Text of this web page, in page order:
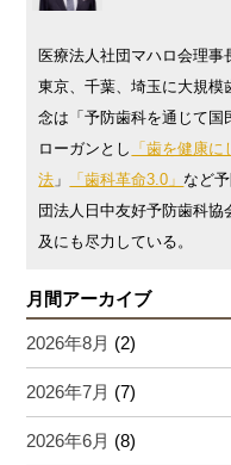
医療法人社団マハロ会理事
東京、千葉、埼玉に大規模
念は「予防歯科を通じて国
ローガンとし 「歯を健康
法 」 「歯科革命3.0」 など
団法人日中友好予防歯科
及にも尽力している。
月間アーカイブ
2026年8月 (2)
2026年7月 (7)
2026年6月 (8)